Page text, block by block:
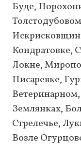
Буде,
Кондратовке,
Локне,
Писаревке,
Землянках,
Стрелечье,
Возле